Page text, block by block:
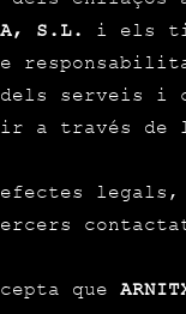
S.L.
i els
serveis i
a través de
legals,
tercers
que